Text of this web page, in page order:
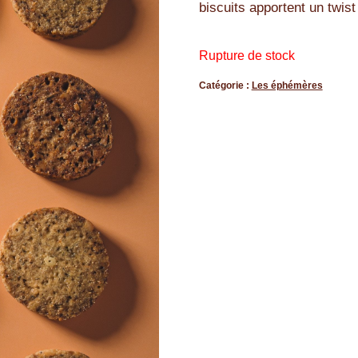
biscuits apportent un
Rupture de stock
Catégorie : Les éphémères